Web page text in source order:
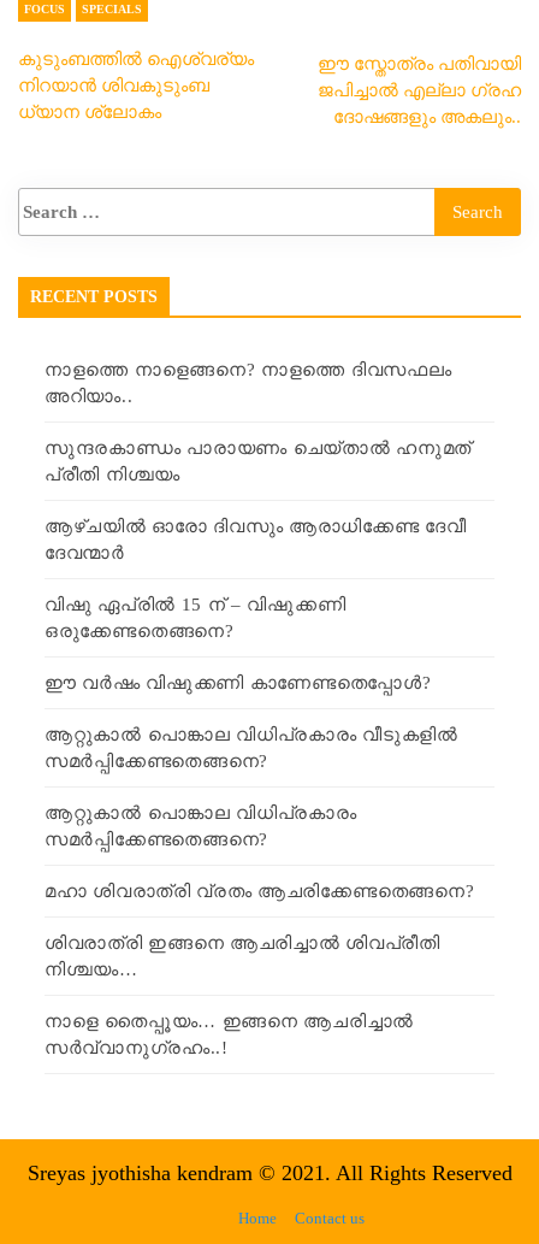
FOCUS SPECIALS
കുടുംബത്തിൽ ഐശ്വര്യം
നിറയാൻ ശിവകുടുംബ
ധ്യാന ശ്ലോകം
ഈ സ്തോത്രം പതിവായി
ജപിച്ചാൽ എല്ലാ ഗ്രഹ
ദോഷങ്ങളും അകലും..
RECENT POSTS
നാളത്തെ നാളെങ്ങനെ? നാളത്തെ ദിവസഫലം
അറിയാം..
സുന്ദരകാണ്ഡം പാരായണം ചെയ്താൽ ഹനുമത്
പ്രീതി നിശ്ചയം
ആഴ്ചയിൽ ഓരോ ദിവസും ആരാധിക്കേണ്ട ദേവീ
ദേവന്മാർ
വിഷു ഏപ്രിൽ 15 ന് – വിഷുക്കണി
ഒരുക്കേണ്ടതെങ്ങനെ?
ഈ വർഷം വിഷുക്കണി കാണേണ്ടതെപ്പോൾ?
ആറ്റുകാൽ പൊങ്കാല വിധിപ്രകാരം വീടുകളിൽ
സമർപ്പിക്കേണ്ടതെങ്ങനെ?
ആറ്റുകാൽ പൊങ്കാല വിധിപ്രകാരം
സമർപ്പിക്കേണ്ടതെങ്ങനെ?
മഹാ ശിവരാത്രി വ്രതം ആചരിക്കേണ്ടതെങ്ങനെ?
ശിവരാത്രി ഇങ്ങനെ ആചരിച്ചാൽ ശിവപ്രീതി
നിശ്ചയം…
നാളെ തൈപ്പൂയം… ഇങ്ങനെ ആചരിച്ചാൽ
സർവ്വാനുഗ്രഹം..!
Sreyas jyothisha kendram © 2021. All Rights Reserved
Home Contact us